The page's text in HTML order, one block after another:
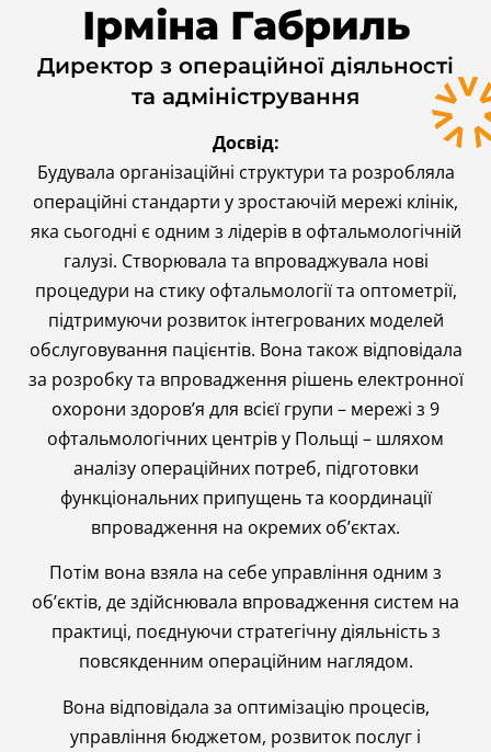
Ірміна Габриль
Директор з операційної діяльності
та адміністрування
Досвід:
Будувала організаційні структури та розробляла
операційні стандарти у зростаючій мережі клінік,
яка сьогодні є одним з лідерів в офтальмологічній
галузі. Створювала та впроваджувала нові
процедури на стику офтальмології та оптометрії,
підтримуючи розвиток інтегрованих моделей
обслуговування пацієнтів. Вона також відповідала
за розробку та впровадження рішень електронної
охорони здоров’я для всієї групи – мережі з 9
офтальмологічних центрів у Польщі – шляхом
аналізу операційних потреб, підготовки
функціональних припущень та координації
впровадження на окремих об’єктах.
Потім вона взяла на себе управління одним з
об’єктів, де здійснювала впровадження систем на
практиці, поєднуючи стратегічну діяльність з
повсякденним операційним наглядом.
Вона відповідала за оптимізацію процесів,
управління бюджетом, розвиток послуг і